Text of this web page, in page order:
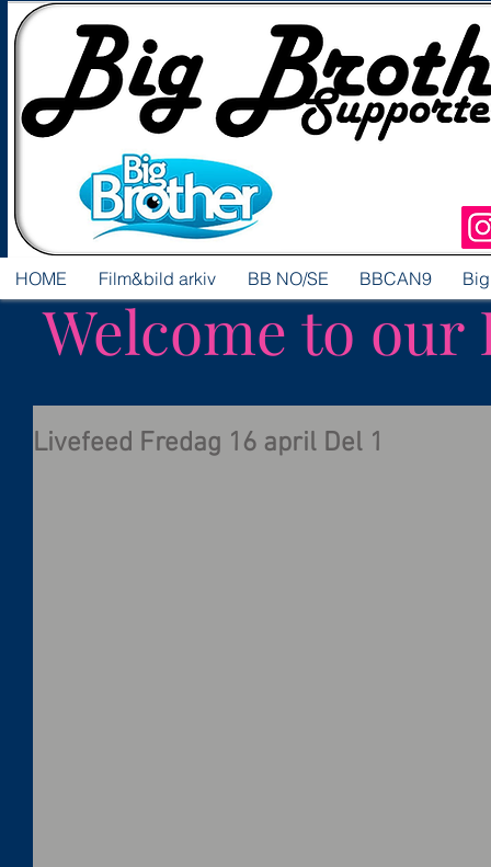
Welcome to our
HOME Film&bild arkiv BB NO/SE BBCAN9
Livefeed Fredag 16 april Del 1